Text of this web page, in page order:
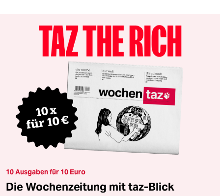
10 Ausgaben für 10 Euro
Die Wochenzeitung mit taz-Blick